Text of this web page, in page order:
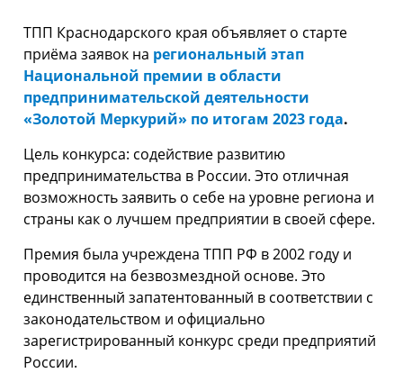
ТПП Краснодарского края объявляет о старте
приёма заявок на региональный этап
Национальной премии в области
предпринимательской деятельности
«Золотой Меркурий» по итогам 2023 года.
Цель конкурса: содействие развитию
предпринимательства в России. Это отличная
возможность заявить о себе на уровне региона и
страны как о лучшем предприятии в своей сфере.
Премия была учреждена ТПП РФ в 2002 году и
проводится на безвозмездной основе. Это
единственный запатентованный в соответствии с
законодательством и официально
зарегистрированный конкурс среди предприятий
России.